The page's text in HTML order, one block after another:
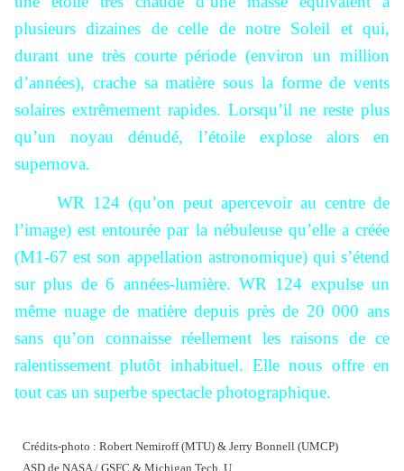
plusieurs dizaines de celle de notre Soleil et qui,
durant une très courte période (environ un million
d’années), crache sa matière sous la forme de vents
solaires extrêmement rapides. Lorsqu’il ne reste plus
qu’un noyau dénudé, l’étoile explose alors en
supernova.
WR 124 (qu’on peut apercevoir au centre de
l’image) est entourée par la nébuleuse qu’elle a créée
(M1-67 est son appellation astronomique) qui s’étend
sur plus de 6 années-lumière. WR 124 expulse un
même nuage de matière depuis près de 20 000 ans
sans qu’on connaisse réellement les raisons de ce
ralentissement plutôt inhabituel. Elle nous offre en
tout cas un superbe spectacle photographique.
Crédits-photo : Robert Nemiroff (MTU) & Jerry Bonnell (UMCP)
ASD de NASA / GSFC & Michigan Tech. U